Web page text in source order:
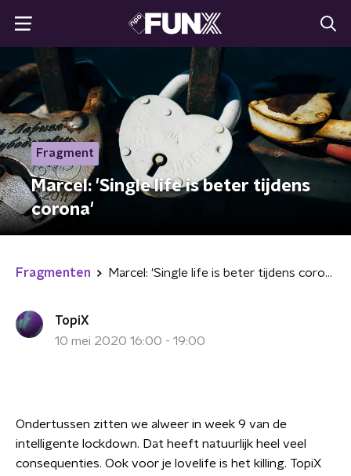
Fragment
Marcel: 'Single life is beter tijdens
corona'
Fragmenten Marcel: 'Single life is beter tijdens corona'
TopiX
10 mei 2020 16:00 - 19:00
Ondertussen zitten we alweer in week 9 van de
intelligente lockdown. Dat heeft natuurlijk heel veel
consequenties. Ook voor je lovelife is het killing. TopiX